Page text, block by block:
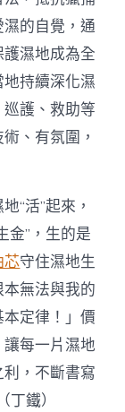
的自覺，通
濕地成為全
持續深化濕
護、救助等
、有氛圍，
“活”起來，
金”，生的是
芯守住濕地生
無法與我的
定律！」價
每一片濕地
，不斷書寫
鐵）